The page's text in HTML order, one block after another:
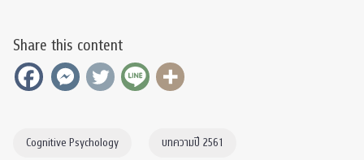
Share this content
Cognitive Psychology บทความปี 2561